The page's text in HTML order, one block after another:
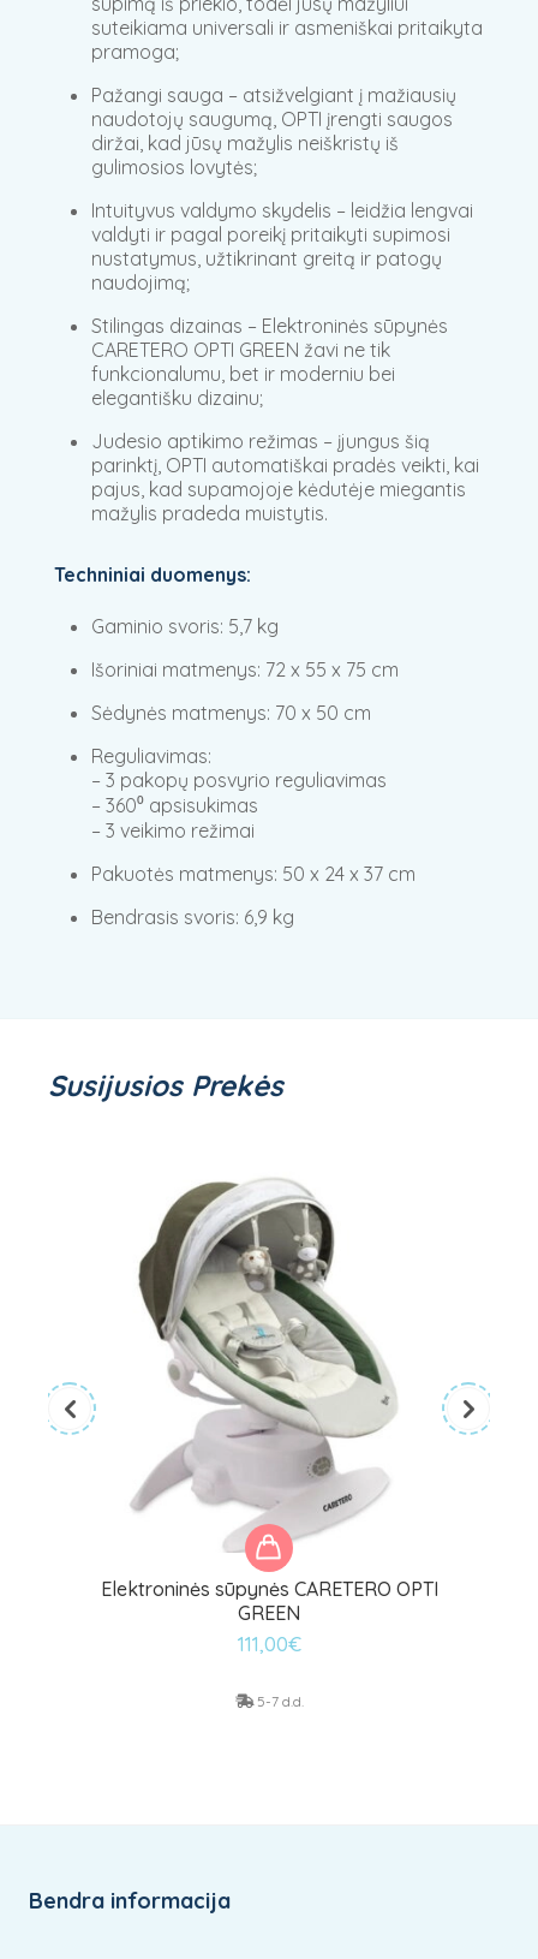
suteikiama universali ir asmeniškai pritaikyta
pramoga;
Pažangi sauga – atsižvelgiant į mažiausių
naudotojų saugumą, OPTI įrengti saugos
diržai, kad jūsų mažylis neiškristų iš
gulimosios lovytės;
Intuityvus valdymo skydelis – leidžia lengvai
valdyti ir pagal poreikį pritaikyti supimosi
nustatymus, užtikrinant greitą ir patogų
naudojimą;
Stilingas dizainas – Elektroninės sūpynės
CARETERO OPTI GREEN žavi ne tik
funkcionalumu, bet ir moderniu bei
elegantišku dizainu;
Judesio aptikimo režimas – įjungus šią
parinktį, OPTI automatiškai pradės veikti, kai
pajus, kad supamojoje kėdutėje miegantis
mažylis pradeda muistytis.
Techniniai duomenys:
Gaminio svoris: 5,7 kg
Išoriniai matmenys: 72 x 55 x 75 cm
Sėdynės matmenys: 70 x 50 cm
Reguliavimas:
– 3 pakopų posvyrio reguliavimas
– 360⁰ apsisukimas
– 3 veikimo režimai
Pakuotės matmenys: 50 x 24 x 37 cm
Bendrasis svoris: 6,9 kg
Susijusios Prekės
Elektroninės sūpynės CARETERO OPTI
GREEN
111,00€
5-7 d.d.
Bendra informacija